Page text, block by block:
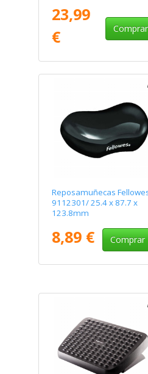
23,99
€
Comprar
Reposamuñecas
9112301/ 25.4 x 87.7 x
123.8mm
8,89 € Comprar